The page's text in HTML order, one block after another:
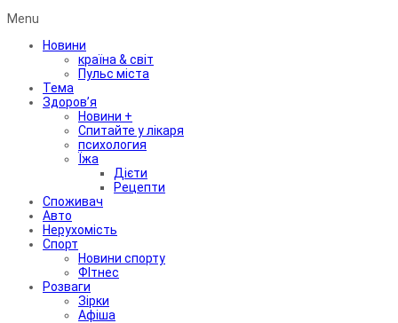
Menu
Новини
країна & світ
Пульс міста
Тема
Здоров’я
Новини +
Спитайте у лікаря
психология
Їжа
Дієти
Рецепти
Споживач
Авто
Нерухомість
Спорт
Новини спорту
ФІтнес
Розваги
Зірки
Афіша